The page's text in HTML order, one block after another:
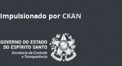
Impulsionado por CKAN